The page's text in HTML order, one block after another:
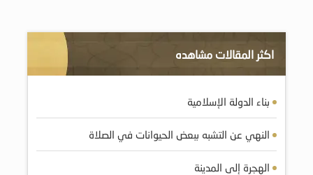
اكثر المقالات مشاهده
بناء الدولة الإسلامية
النهي عن التشبه ببعض الحيوانات في الصلاة
الهجرة إلى المدينة